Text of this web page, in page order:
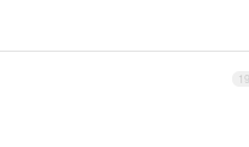
19